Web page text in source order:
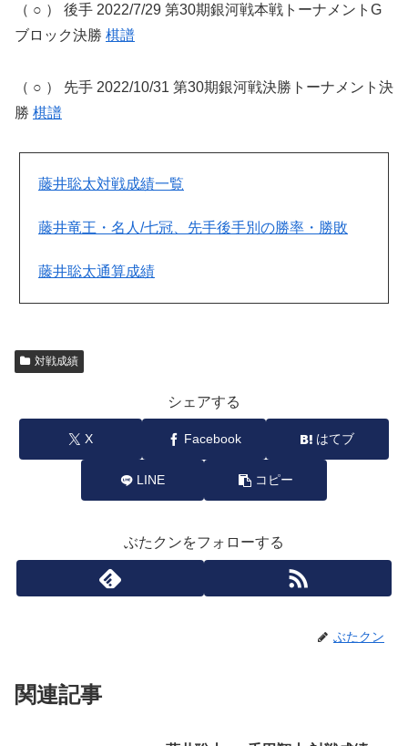
（ ○ ） 後手 2022/7/29 第30期銀河戦本戦トーナメントG
ブロック決勝 棋譜
（ ○ ） 先手 2022/10/31 第30期銀河戦決勝トーナメント決
勝 棋譜
藤井聡太対戦成績一覧
藤井竜王・名人/七冠、先手後手別の勝率・勝敗
藤井聡太通算成績
対戦成績
シェアする
X Facebook はてブ
LINE コピー
ぶたクンをフォローする
ぶたクン
関連記事